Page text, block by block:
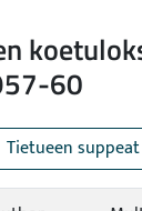
60
Tietueen